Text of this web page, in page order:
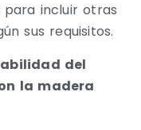
incluir otras
sus requisitos.
del
la madera